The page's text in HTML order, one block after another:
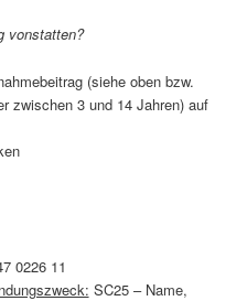
vonstatten?
(siehe oben bzw.
zwischen 3 und 14 Jahren) auf
0226 11
SC25 – Name,